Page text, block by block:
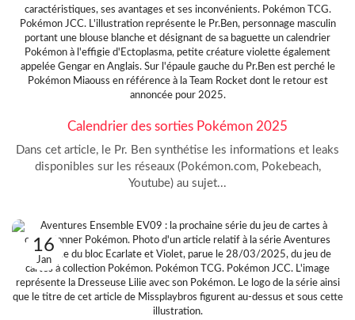
Calendrier des sorties Pokémon 2025
Dans cet article, le Pr. Ben synthétise les informations et leaks
disponibles sur les réseaux (Pokémon.com, Pokebeach,
Youtube) au sujet...
16
Jan